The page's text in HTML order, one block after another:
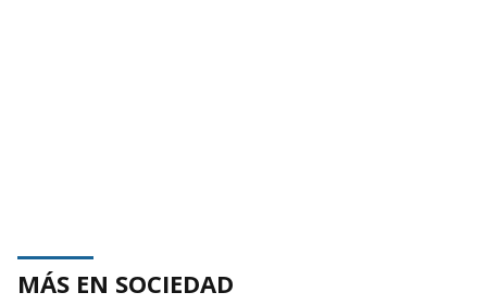
MÁS EN SOCIEDAD